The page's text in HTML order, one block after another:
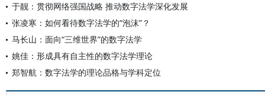
于靓：贯彻网络强国战略 推动数字法学深化发展
张凌寒：如何看待数字法学的“泡沫”？
马长山：面向“三维世界”的数字法学
姚佳：形成具有自主性的数字法学理论
郑智航：数字法学的理论品格与学科定位